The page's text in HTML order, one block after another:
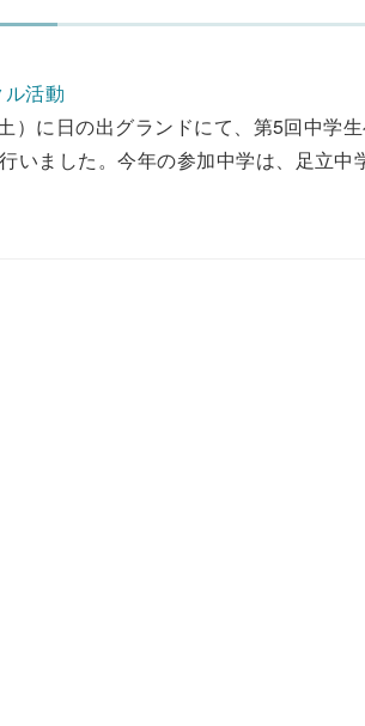
活動
）に日の出グランドにて、第5回中学
いました。今年の参加中学は、足立